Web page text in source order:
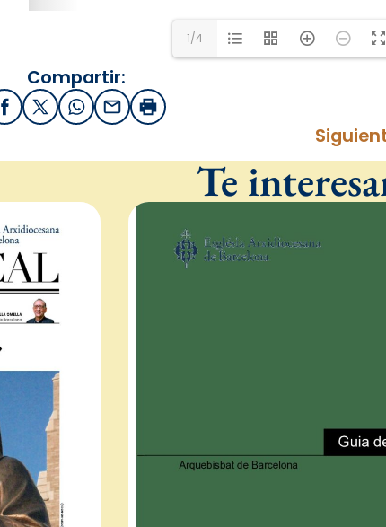
1/4
Compartir:
FacebookX / Twitter
WhatsApp
EmailImprimir
Te